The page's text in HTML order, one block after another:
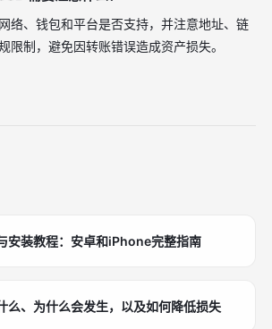
络、钱包和平台是否支持，并注意地址、链
限制，避免因转账错误造成资产损失。
安装教程：安卓和iPhone完整指南
么、为什么会发生，以及如何降低损失